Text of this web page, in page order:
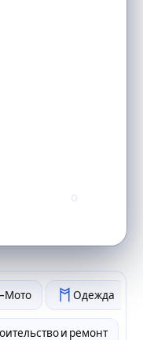
0
Мото Одежда
и ремонт